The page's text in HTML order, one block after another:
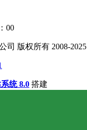
00
司 版权所有 2008-2025
统 8.0 搭建